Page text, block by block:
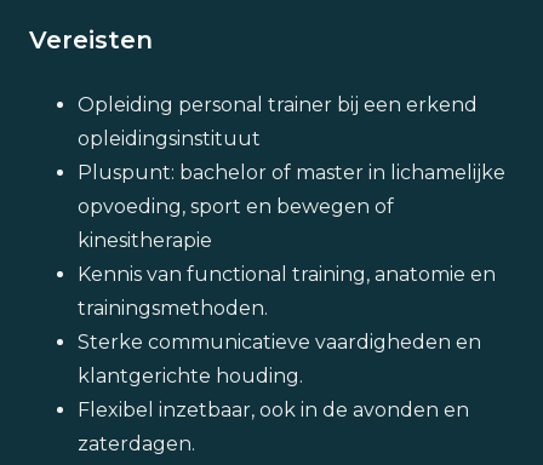
Vereisten
Opleiding personal trainer bij een erkend
opleidingsinstituut
Pluspunt: bachelor of master in lichamelijke
opvoeding, sport en bewegen of
kinesitherapie
Kennis van functional training, anatomie en
trainingsmethoden.
Sterke communicatieve vaardigheden en
klantgerichte houding.
Flexibel inzetbaar, ook in de avonden en
zaterdagen.